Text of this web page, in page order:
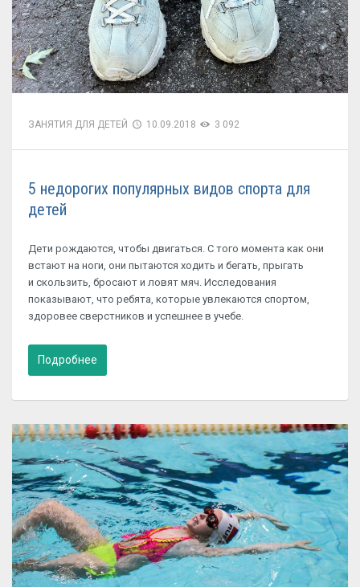
ЗАНЯТИЯ ДЛЯ ДЕТЕЙ 10.09.2018 3 092
5 недорогих популярных видов спорта для
детей
Дети рождаются, чтобы двигаться. С того момента как они
встают на ноги, они пытаются ходить и бегать, прыгать
и скользить, бросают и ловят мяч. Исследования
показывают, что ребята, которые увлекаются спортом,
здоровее сверстников и успешнее в учебе.
Подробнее